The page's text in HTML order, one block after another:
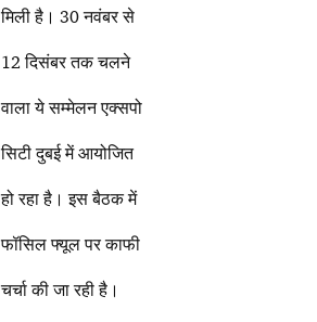
मिली है। 30 नवंबर से
12 दिसंबर तक चलने
वाला ये सम्मेलन एक्सपो
सिटी दुबई में आयोजित
हो रहा है। इस बैठक में
फॉसिल फ्यूल पर काफी
चर्चा की जा रही है।